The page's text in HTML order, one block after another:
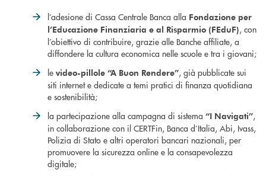
l’adesione di Cassa Centrale Banca alla Fondazione per
l’Educazione Finanziaria e al Risparmio (FEduF), con
l’obiettivo di contribuire, grazie alle Banche affiliate, a
diffondere la cultura economica nelle scuole e tra i giovani;
le video-pillole “A Buon Rendere”, già pubblicate sui
siti internet e dedicate a temi pratici di finanza quotidiana
e sostenibilità;
la partecipazione alla campagna di sistema “I Navigati”,
in collaborazione con il CERTFin, Banca d’Italia, Abi, Ivass,
Polizia di Stato e altri operatori bancari nazionali, per
promuovere la sicurezza online e la consapevolezza
digitale;